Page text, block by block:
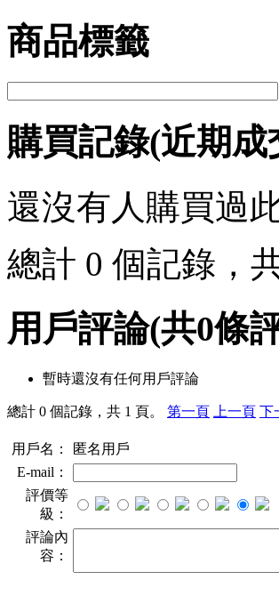
商品標籤
購買記錄(近期成
還沒有人購買過
總計 0 個記錄，
用戶評論(共0條
暫時還沒有任何用戶評論
總計 0 個記錄，共 1 頁。 第一頁 上一頁 下
用戶名：
匿名用戶
E-mail：
評價等
級：
評論內
容：